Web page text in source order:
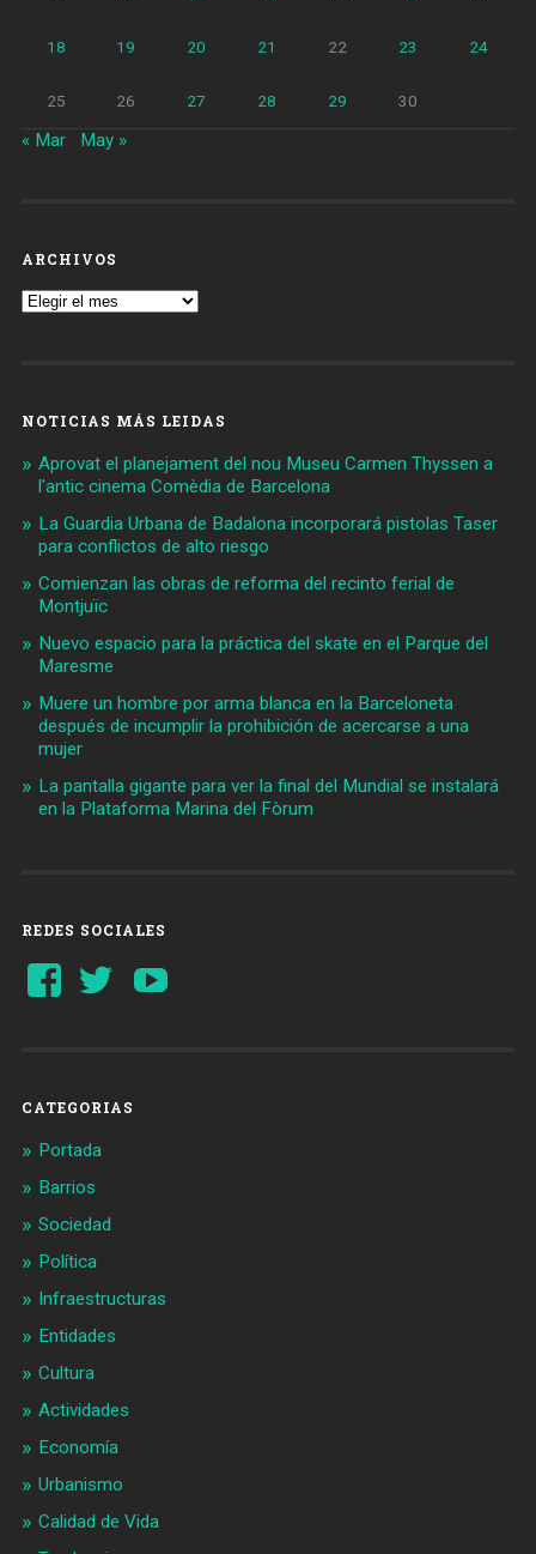
18 19 20 21 22 23 24
25 26 27 28 29 30
« Mar May »
ARCHIVOS
Archivos
NOTICIAS MÁS LEIDAS
Aprovat el planejament del nou Museu Carmen Thyssen a
l'antic cinema Comèdia de Barcelona
La Guardia Urbana de Badalona incorporará pistolas Taser
para conflictos de alto riesgo
Comienzan las obras de reforma del recinto ferial de
Montjuïc
Nuevo espacio para la práctica del skate en el Parque del
Maresme
Muere un hombre por arma blanca en la Barceloneta
después de incumplir la prohibición de acercarse a una
mujer
La pantalla gigante para ver la final del Mundial se instalará
en la Plataforma Marina del Fòrum
REDES SOCIALES
Ver
perfil
Ver
perfil
CATEGORIAS
Portada
Barrios
Sociedad
Política
Infraestructuras
Entidades
Cultura
Actividades
Economía
Urbanismo
Calidad de Vida